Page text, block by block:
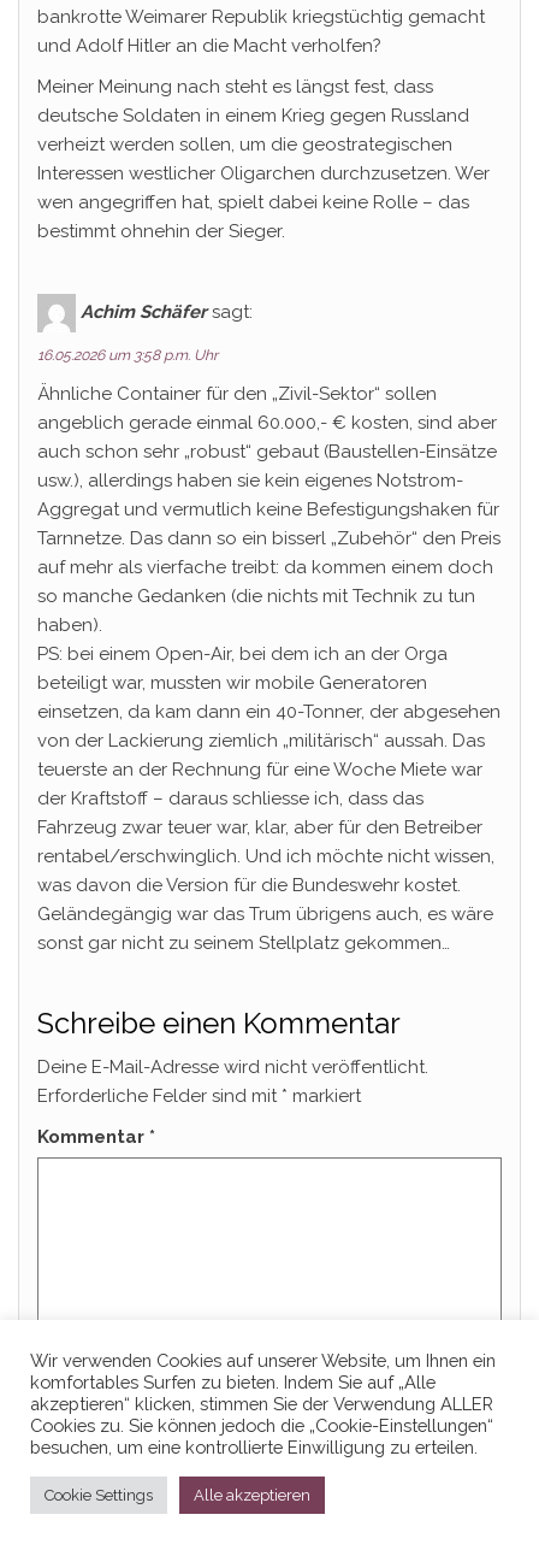
bankrotte Weimarer Republik kriegstüchtig gemacht
und Adolf Hitler an die Macht verholfen?
Meiner Meinung nach steht es längst fest, dass
deutsche Soldaten in einem Krieg gegen Russland
verheizt werden sollen, um die geostrategischen
Interessen westlicher Oligarchen durchzusetzen. Wer
wen angegriffen hat, spielt dabei keine Rolle – das
bestimmt ohnehin der Sieger.
Achim Schäfer sagt:
16.05.2026 um 3:58 p.m. Uhr
Ähnliche Container für den „Zivil-Sektor“ sollen
angeblich gerade einmal 60.000,- € kosten, sind aber
auch schon sehr „robust“ gebaut (Baustellen-Einsätze
usw.), allerdings haben sie kein eigenes Notstrom-
Aggregat und vermutlich keine Befestigungshaken für
Tarnnetze. Das dann so ein bisserl „Zubehör“ den Preis
auf mehr als vierfache treibt: da kommen einem doch
so manche Gedanken (die nichts mit Technik zu tun
haben).
PS: bei einem Open-Air, bei dem ich an der Orga
beteiligt war, mussten wir mobile Generatoren
einsetzen, da kam dann ein 40-Tonner, der abgesehen
von der Lackierung ziemlich „militärisch“ aussah. Das
teuerste an der Rechnung für eine Woche Miete war
der Kraftstoff – daraus schliesse ich, dass das
Fahrzeug zwar teuer war, klar, aber für den Betreiber
rentabel/erschwinglich. Und ich möchte nicht wissen,
was davon die Version für die Bundeswehr kostet.
Geländegängig war das Trum übrigens auch, es wäre
sonst gar nicht zu seinem Stellplatz gekommen…
Schreibe einen Kommentar
Deine E-Mail-Adresse wird nicht veröffentlicht.
Erforderliche Felder sind mit * markiert
Kommentar *
Name*
Wir verwenden Cookies auf unserer Website, um Ihnen ein
komfortables Surfen zu bieten. Indem Sie auf „Alle
akzeptieren“ klicken, stimmen Sie der Verwendung ALLER
Cookies zu. Sie können jedoch die „Cookie-Einstellungen“
besuchen, um eine kontrollierte Einwilligung zu erteilen.
Cookie Settings Alle akzeptieren